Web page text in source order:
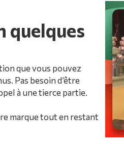
quelques
que vous pouvez
Pas besoin d’être
à une tierce partie.
marque tout en restant